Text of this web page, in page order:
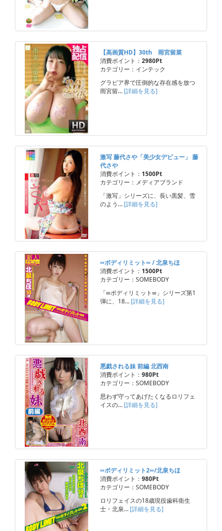
【高画質HD】30th 雨宮留菜
消費ポイント： 2980Pt
カテゴリー：インテック
グラビア界で圧倒的な存在感を放つ
雨宮留… [詳細を見る]
激写 藤代さや「美少女デビュー」 藤
代さや
消費ポイント： 1500Pt
カテゴリー：メディアブランド
「激写」シリーズに、長い黒髪、雪
のよう… [詳細を見る]
∞ボディリミット∞ / 北泉ちほ
消費ポイント： 1500Pt
カテゴリー：SOMEBODY
「∞ボディリミット∞」シリーズ第1
弾に、18… [詳細を見る]
悪戯される妹 前編 北西南
消費ポイント： 980Pt
カテゴリー：SOMEBODY
思わず守ってあげたくなるロリフェ
イスの… [詳細を見る]
∞ボディリミット2∞/北泉ちほ
消費ポイント： 980Pt
カテゴリー：SOMEBODY
ロリフェイスの18歳現役歯科衛生
士・北泉… [詳細を見る]